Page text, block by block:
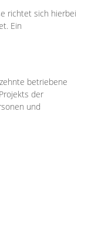
richtet sich hierbei
Ein
betriebene
der
und